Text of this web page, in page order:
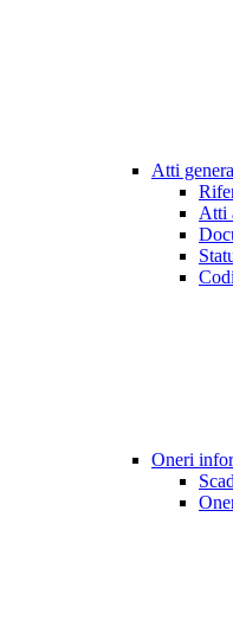
Atti
Atti
Oneri